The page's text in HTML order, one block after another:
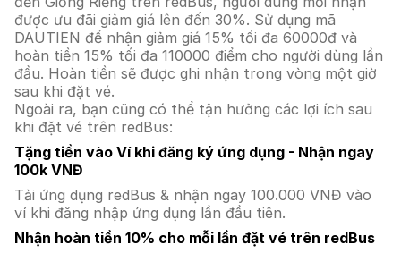
được ưu đãi giảm giá lên đến 30%. Sử dụng mã
DAUTIEN để nhận giảm giá 15% tối đa 60000đ và
hoàn tiền 15% tối đa 110000 điểm cho người dùng lần
đầu. Hoàn tiền sẽ được ghi nhận trong vòng một giờ
sau khi đặt vé.
Ngoài ra, bạn cũng có thể tận hưởng các lợi ích sau
khi đặt vé trên redBus:
Tặng tiền vào Ví khi đăng ký ứng dụng - Nhận ngay
100k VNĐ
Tải ứng dụng redBus & nhận ngay 100.000 VNĐ vào
ví khi đăng nhập ứng dụng lần đầu tiên.
Nhận hoàn tiền 10% cho mỗi lần đặt vé trên redBus